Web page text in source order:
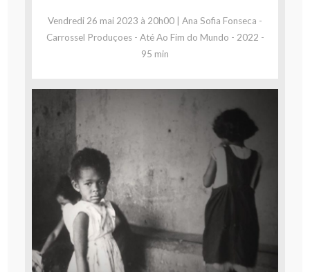
Vendredi 26 mai 2023 à 20h00 | Ana Sofia Fonseca -
Carrossel Produçoes - Até Ao Fim do Mundo - 2022 -
95 min